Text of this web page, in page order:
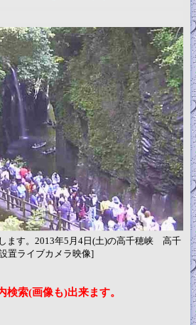
ます。2013年5月4日(土)の高千穂峡 高千
置ライブカメラ映像]
検索(画像も)出来ます。